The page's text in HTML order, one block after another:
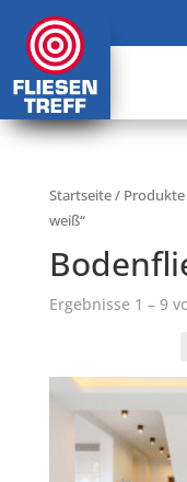
Startseite/ Produkte
weiß“
Ergebnisse 1 – 9